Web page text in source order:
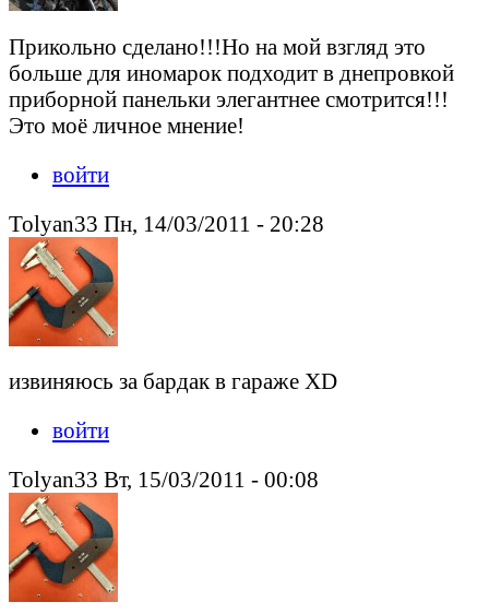
Прикольно сделано!!!Но на мой взгляд это
больше для иномарок подходит в днепровкой
приборной панельки элегантнее смотрится!!!
Это моё личное мнение!
войти
Tolyan33 Пн, 14/03/2011 - 20:28
извиняюсь за бардак в гараже XD
войти
Tolyan33 Вт, 15/03/2011 - 00:08